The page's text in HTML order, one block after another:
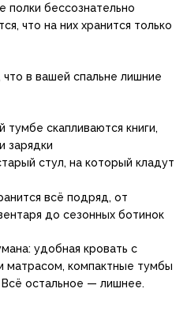
полки бессознательно
что на них хранится только
что в вашей спальне лишние
тумбе скапливаются книги,
зарядки
стул, на который кладут
всё подряд, от
до сезонных ботинок
удобная кровать с
матрасом, компактные тумбы
остальное — лишнее.